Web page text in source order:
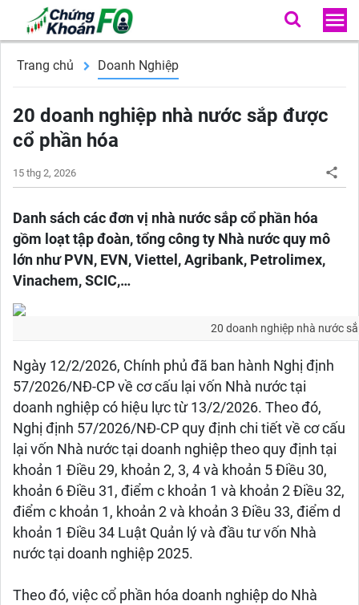
Trang chủ Doanh Nghiệp
20 doanh nghiệp nhà nước sắp được
cổ phần hóa
15 thg 2, 2026
Danh sách các đơn vị nhà nước sắp cổ phần hóa
gồm loạt tập đoàn, tổng công ty Nhà nước quy mô
lớn như PVN, EVN, Viettel, Agribank, Petrolimex,
Vinachem, SCIC,…
20 doanh nghiệp nhà nước
Ngày 12/2/2026, Chính phủ đã ban hành Nghị định
57/2026/NĐ-CP về cơ cấu lại vốn Nhà nước tại
doanh nghiệp có hiệu lực từ 13/2/2026. Theo đó,
Nghị định 57/2026/NĐ-CP quy định chi tiết về cơ cấu
lại vốn Nhà nước tại doanh nghiệp theo quy định tại
khoản 1 Điều 29, khoản 2, 3, 4 và khoản 5 Điều 30,
khoản 6 Điều 31, điểm c khoản 1 và khoản 2 Điều 32,
điểm c khoản 1, khoản 2 và khoản 3 Điều 33, điểm d
khoản 1 Điều 34 Luật Quản lý và đầu tư vốn Nhà
nước tại doanh nghiệp 2025.
Theo đó, việc cổ phần hóa doanh nghiệp do Nhà